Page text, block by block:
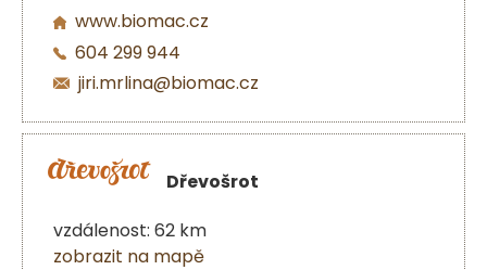
www.biomac.cz
604 299 944
jiri.mrlina@biomac.cz
Dřevošrot
vzdálenost: 62 km
zobrazit na mapě